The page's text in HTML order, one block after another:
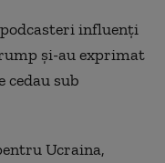
influenţi
şi-au exprimat
cedau sub
Ucraina,